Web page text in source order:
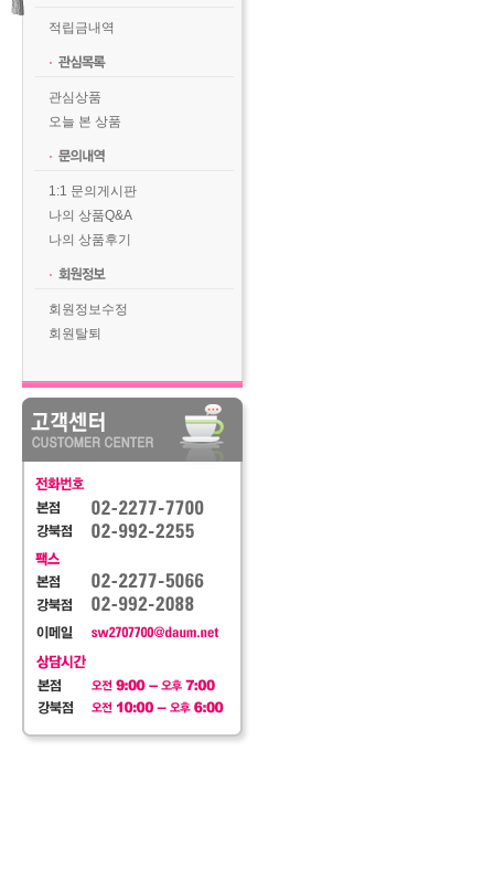
적립금내역
관심상품
오늘 본 상품
1:1 문의게시판
나의 상품Q&A
나의 상품후기
회원정보수정
회원탈퇴